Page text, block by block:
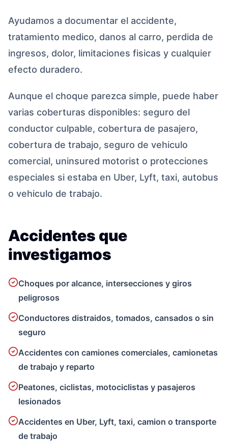
Ayudamos a documentar el accidente,
tratamiento medico, danos al carro, perdida de
ingresos, dolor, limitaciones fisicas y cualquier
efecto duradero.
Aunque el choque parezca simple, puede haber
varias coberturas disponibles: seguro del
conductor culpable, cobertura de pasajero,
cobertura de trabajo, seguro de vehiculo
comercial, uninsured motorist o protecciones
especiales si estaba en Uber, Lyft, taxi, autobus
o vehiculo de trabajo.
Accidentes que
investigamos
Choques por alcance, intersecciones y giros
peligrosos
Conductores distraidos, tomados, cansados o sin
seguro
Accidentes con camiones comerciales, camionetas
de trabajo y reparto
Peatones, ciclistas, motociclistas y pasajeros
lesionados
Accidentes en Uber, Lyft, taxi, camion o transporte
de trabajo